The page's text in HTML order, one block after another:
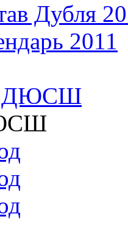
Дубля
2011
ДЮСШ